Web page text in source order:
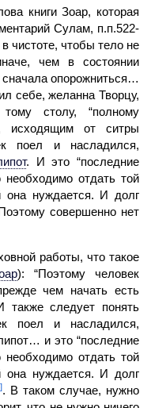
книги Зоар, которая
Сулам, п.п.522-
чистоте, чтобы тело не
чем в состоянии
опорожниться…
себе, желанна Творцу,
столу, “полному
исходящим от ситры
поел и насладился,
. И это “последние
необходимо отдать той
она нуждается. И долг
совершенно нет
работы, что такое
): “Поэтому человек
чем начать есть
также следует понять
поел и насладился,
и это “последние
необходимо отдать той
она нуждается. И долг
. В таком случае, нужно